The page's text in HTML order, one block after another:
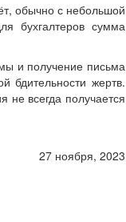
обычно с небольшой
бухгалтеров сумма
и получение письма
бдительности жертв.
всегда получается
27 ноября, 2023